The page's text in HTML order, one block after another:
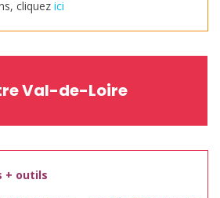
cliquez ici
Val-de-Loire
+ outils